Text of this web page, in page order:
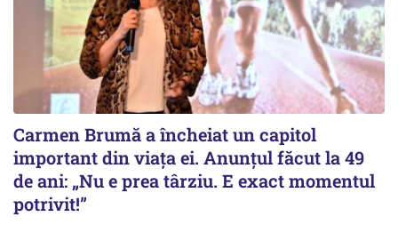
Carmen Brumă a încheiat un capitol
important din viața ei. Anunțul făcut la 49
de ani: „Nu e prea târziu. E exact momentul
potrivit!”